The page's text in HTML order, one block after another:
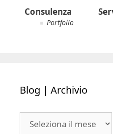
Consulenza
Portfolio
Blog | Archivio